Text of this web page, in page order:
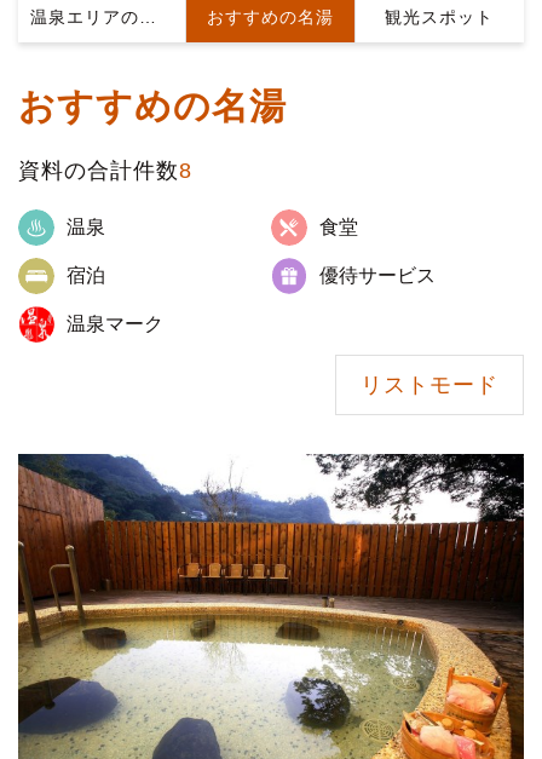
おすすめの名湯 観光スポット
おすすめの名湯
資料の合計件数8
温泉 食堂
宿泊 優待サービス
温泉マーク
リストモード